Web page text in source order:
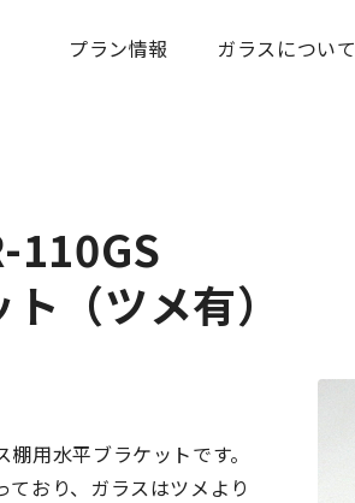
プラン情報 ガラスについて
110GS
（ツメ有）
用水平ブラケットです。
おり、ガラスはツメより